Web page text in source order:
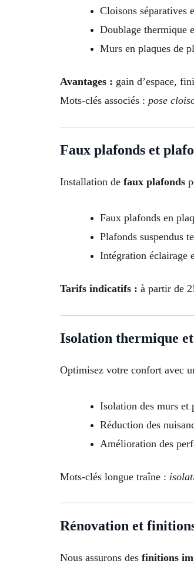
Cloisons séparatives
Doublage thermique
Murs en plaques de
Avantages : gain d’espace,
Mots-clés associés : pose
Faux plafonds et
Installation de faux plafonds
Faux plafonds en
Plafonds suspendus
Intégration éclairage
Tarifs indicatifs : à partir de
Isolation thermique
Optimisez votre confort avec
Isolation des murs et
Réduction des
Amélioration des
Mots-clés longue traîne :
Rénovation et
Nous assurons des finitions